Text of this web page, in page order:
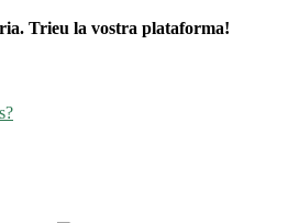
Trieu la vostra plataforma!